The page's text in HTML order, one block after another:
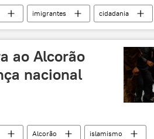
imigrantes
cidadania
nacionalismo hindus Índia
ao Alcorão
nacional
Alcorão
islamismo